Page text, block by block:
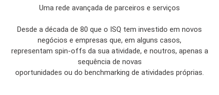
Uma rede avançada de parceiros e serviços
Desde a década de 80 que o ISQ tem investido em novos
negócios e empresas que, em alguns casos,
representam spin-offs da sua atividade, e noutros, apenas a
sequência de novas
oportunidades ou do benchmarking de atividades próprias.